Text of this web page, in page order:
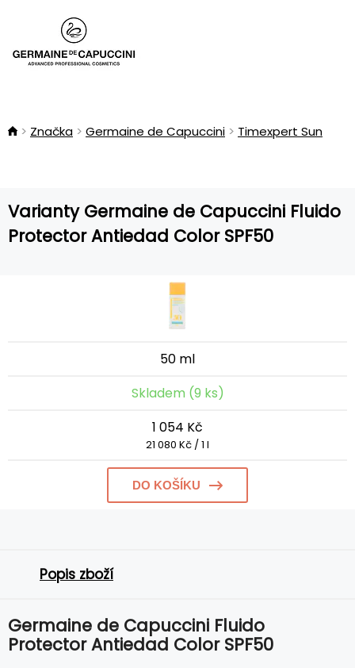
Značka Germaine de Capuccini Timexpert Sun
Varianty Germaine de Capuccini Fluido
Protector Antiedad Color SPF50
50 ml
Skladem (9 ks)
1 054 Kč
21 080 Kč / 1 l
DO KOŠÍKU
Popis zboží
Germaine de Capuccini Fluido
Protector Antiedad Color SPF50